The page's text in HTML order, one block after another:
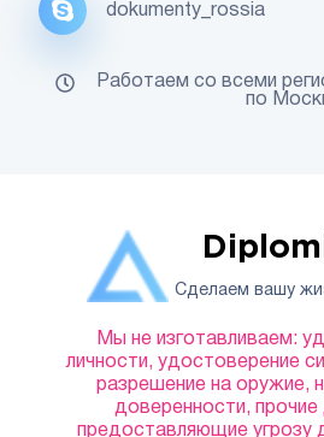
Сделаем вашу
Мы не изготавливаем:
личности, удостоверение
разрешение на оружие,
доверенности, прочие
предоставляющие угрозу
dokumenty_rossia
Работаем со всеми
по